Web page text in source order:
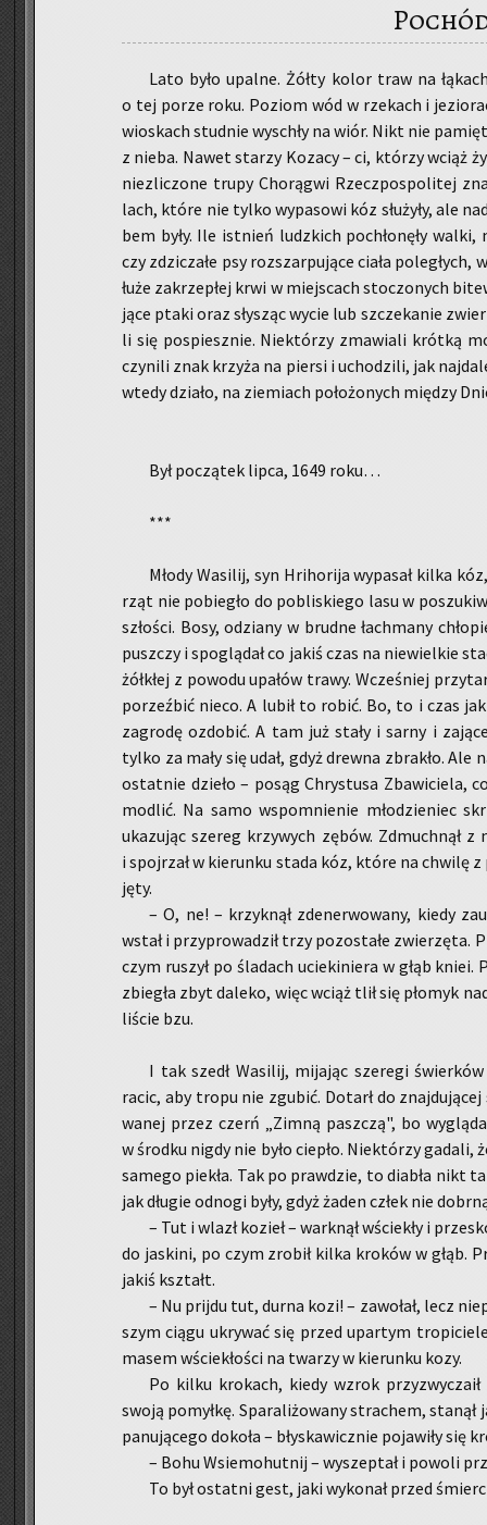
Lato było upal­ne. Żółty kolor traw na
o tej porze roku. Po­ziom wód w rze­kach i
wio­skach stud­nie wy­schły na wiór. Nikt nie
z nieba. Nawet sta­rzy Ko­za­cy – ci, któ­rzy wciąż
nie­zli­czo­ne trupy Cho­rą­gwi Rzecz­po­spo­li­tej
lach, które nie tylko wy­pa­so­wi kóz słu­ży­ły, ale
bem były. Ile ist­nień ludz­kich po­chło­nę­ły
czy zdzi­cza­łe psy roz­szar­pu­ją­ce ciała
łu­że za­krze­płej krwi w miej­scach sto­czo­nych
ją­ce ptaki oraz sły­sząc wycie lub szcze­ka­nie
li się po­spiesz­nie. Nie­któ­rzy zma­wia­li krót­ką
czy­ni­li znak krzy­ża na pier­si i ucho­dzi­li, jak
wtedy dzia­ło, na zie­miach po­ło­żo­nych mię­dzy
Był po­czą­tek lipca, 1649 roku…
***
Młody Wa­si­lij, syn Hri­ho­ri­ja wy­pa­sał kilka
rząt nie po­bie­gło do po­bli­skie­go lasu w
szło­ści. Bosy, odzia­ny w brud­ne łach­ma­ny
pusz­czy i spo­glą­dał co jakiś czas na nie­wiel­kie
żół­kłej z po­wo­du upa­łów trawy. Wcze­śniej
po­rzeź­bić nieco. A lubił to robić. Bo, to i czas
za­gro­dę ozdo­bić. A tam już stały i sarny i
tylko za mały się udał, gdyż drew­na zbra­kło. Ale
ostat­nie dzie­ło – posąg Chry­stu­sa Zba­wi­cie­la,
mo­dlić. Na samo wspo­mnie­nie mło­dzie­niec
uka­zu­jąc sze­reg krzy­wych zębów. Zdmuch­nął
i spoj­rzał w kie­run­ku stada kóz, które na chwi­lę
ję­ty.
– O, ne! – krzyk­nął zde­ner­wo­wa­ny, kiedy
wstał i przy­pro­wa­dził trzy po­zo­sta­łe zwie­rzę­ta.
czym ru­szył po śla­dach ucie­ki­nie­ra w głąb
zbie­gła zbyt da­le­ko, więc wciąż tlił się pło­myk
li­ście bzu.
I tak szedł Wa­si­lij, mi­ja­jąc sze­re­gi
racic, aby tropu nie zgu­bić. Do­tarł do
wa­nej przez czerń „Zimną pasz­czą", bo
w środ­ku nigdy nie było cie­pło. Nie­któ­rzy ga­da­li,
sa­me­go pie­kła. Tak po praw­dzie, to dia­bła nikt
jak dłu­gie od­no­gi były, gdyż żaden człek nie
– Tut i wlazł ko­zieł – wark­nął wście­kły i
do ja­ski­ni, po czym zro­bił kilka kro­ków w głąb.
jakiś kształt.
– Nu prij­du tut, durna kozi! – za­wo­łał, lecz
szym ciągu ukry­wać się przed upar­tym
ma­sem wście­kło­ści na twa­rzy w kie­run­ku kozy.
Po kilku kro­kach, kiedy wzrok
swoją po­mył­kę. Spa­ra­li­żo­wa­ny stra­chem,
pa­nu­ją­ce­go do­ko­ła – bły­ska­wicz­nie po­ja­wi­ły się
– Bohu Wsie­mo­hut­nij – wy­szep­tał i po­wo­li
To był ostat­ni gest, jaki wy­ko­nał przed